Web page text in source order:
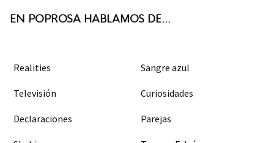
EN POPROSA HABLAMOS DE...
Realities Sangre azul
Televisión Curiosidades
Declaraciones Parejas